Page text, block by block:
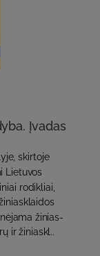
Įvadas
skirtoje
Lietuvos
rodikliai,
žinias­
ir žiniaskl..